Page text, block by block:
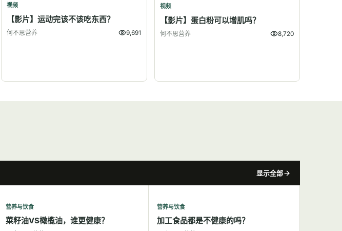
视频
【影片】运动完该不该吃东西？
何不思营养 9,691
视频
【影片】蛋白粉可以增肌吗？
何不思营养 8,720
显示全部
营养与饮食
菜籽油VS橄榄油，谁更健康？
营养与饮食
加工食品都是不健康的吗？